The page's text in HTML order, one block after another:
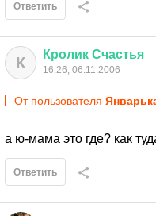
Ответить
К Кролик Счастья
16:26, 06.11.2006
От пользователя
а ю-мама это где? как
Ответить